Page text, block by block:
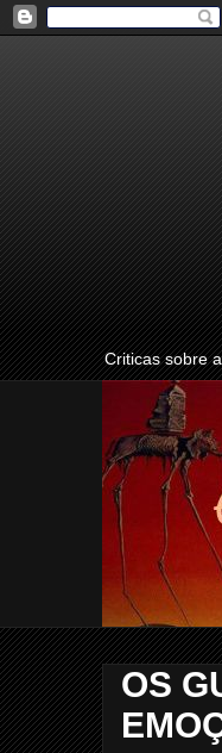
Criticas sobre
OS